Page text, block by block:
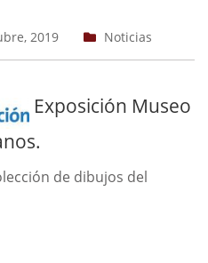
2019 Noticias
Exposición Museo
de dibujos del